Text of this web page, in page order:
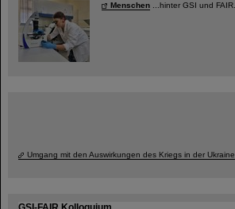
Menschen ...hinter GSI und FAIR.
Umgang mit den Auswirkungen des Kriegs in der Ukraine